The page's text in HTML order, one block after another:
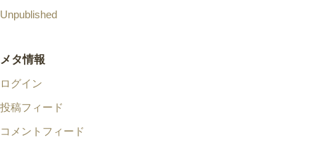
Unpublished
メタ情報
ログイン
投稿フィード
コメントフィード